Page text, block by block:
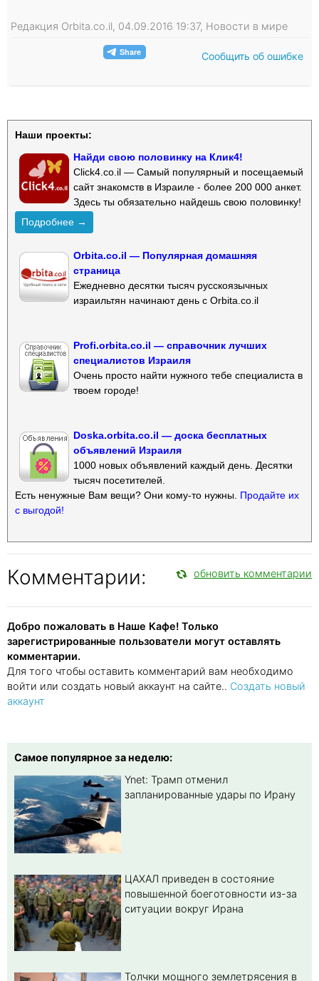
Редакция Orbita.co.il, 04.09.2016 19:37, Новости в мире
Сообщить об ошибке
Наши проекты:
Найди свою половинку на Клик4!
Click4.co.il — Самый популярный и посещаемый
сайт знакомств в Израиле - более 200 000 анкет.
Здесь ты обязательно найдешь свою половинку!
Подробнее →
Orbita.co.il — Популярная домашняя
страница
Ежедневно десятки тысяч русскоязычных
израильтян начинают день с Orbita.co.il
Profi.orbita.co.il — справочник лучших
специалистов Израиля
Очень просто найти нужного тебе специалиста в
твоем городе!
Doska.orbita.co.il — доска бесплатных
объявлений Израиля
1000 новых объявлений каждый день. Десятки
тысяч посетителей.
Есть ненужные Вам вещи? Они кому-то нужны. Продайте их
с выгодой!
Комментарии: обновить комментарии
Добро пожаловать в Наше Кафе! Только
зарегистрированные пользователи могут оставлять
комментарии.
Для того чтобы оставить комментарий вам необходимо
войти или создать новый аккаунт на сайте.. Создать новый
аккаунт
Самое популярное за неделю:
Ynet: Трамп отменил
запланированные удары по Ирану
ЦАХАЛ приведен в состояние
повышенной боеготовности из-за
ситуации вокруг Ирана
Толчки мощного землетрясения в